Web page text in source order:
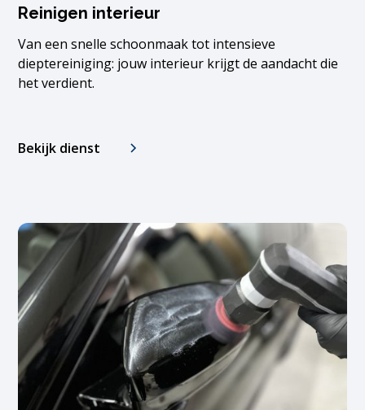
Reinigen interieur
Van een snelle schoonmaak tot intensieve
dieptereiniging: jouw interieur krijgt de aandacht die
het verdient.
Bekijk dienst